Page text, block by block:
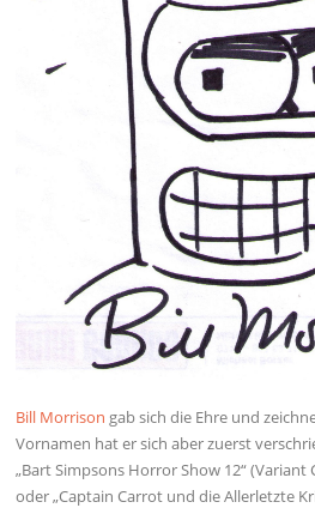
Bill Morrison gab sich die Ehre und
Vornamen hat er sich aber zuerst
„Bart Simpsons Horror Show 12“ (Variant
oder „Captain Carrot und die Allerletzte